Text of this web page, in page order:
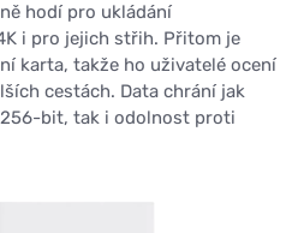
hodí pro ukládání
i pro jejich střih. Přitom je
karta, takže ho uživatelé ocení
cestách. Data chrání jak
bit, tak i odolnost proti